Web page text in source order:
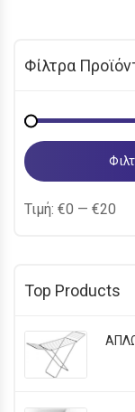
Φίλτρα
Ελάχιστη
τιμή
Μέγιστη
τιμή
Τιμή: €0 — €20
Top Products